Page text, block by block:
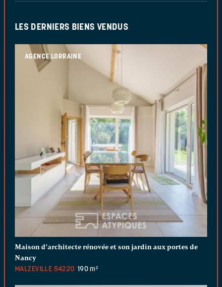
LES DERNIERS BIENS VENDUS
AGENCE LORRAINE
Maison d’architecte rénovée et son jardin aux portes de
Nancy
MALZEVILLE 54220 190 m²